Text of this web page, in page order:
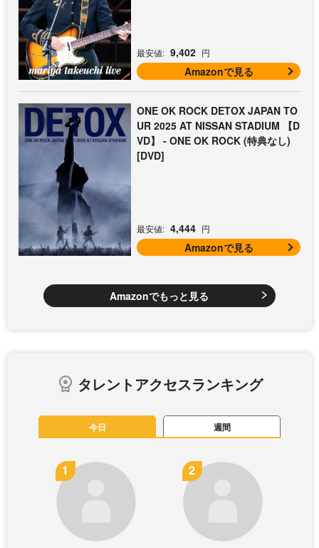
最安値: 9,402 円
Amazonで見る
ONE OK ROCK DETOX JAPAN TO
UR 2025 AT NISSAN STADIUM 【D
VD】 - ONE OK ROCK (特典なし)
[DVD]
最安値: 4,444 円
Amazonで見る
Amazonでもっと見る
タレントアクセスランキング
今日 週間